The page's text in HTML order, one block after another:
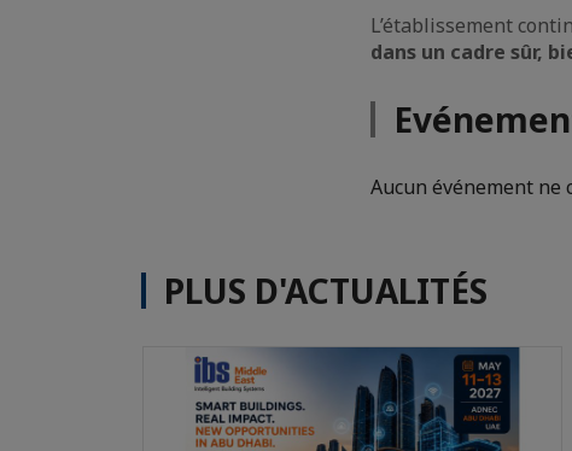
L’établissement
dans un cadre sûr,
Aucun événement ne
PLUS D'ACTUALITÉS